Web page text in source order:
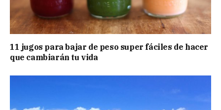
11 jugos para bajar de peso super fáciles de hacer
que cambiarán tu vida